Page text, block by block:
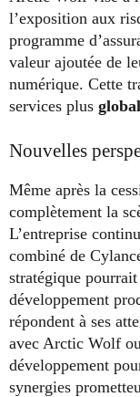
l’exposition aux
programme
valeur ajoutée de
numérique. Cette
services plus
Nouvelles
Même après la
complètement la
L’entreprise
combiné de
stratégique
développement
répondent à ses
avec Arctic Wolf
développement
synergies